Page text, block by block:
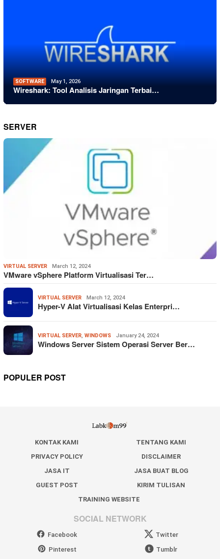
SOFTWARE May 1, 2026
Wireshark: Tool Analisis Jaringan Terbai…
SERVER
VIRTUAL SERVER March 12, 2024
VMware vSphere Platform Virtualisasi Ter…
VIRTUAL SERVER March 12, 2024
Hyper-V Alat Virtualisasi Kelas Enterpri…
VIRTUAL SERVER, WINDOWS January 24, 2024
Windows Server Sistem Operasi Server Ber…
POPULER POST
KONTAK KAMI
TENTANG KAMI
PRIVACY POLICY
DISCLAIMER
JASA IT
JASA BUAT BLOG
GUEST POST
KIRIM TULISAN
TRAINING WEBSITE
SOCIAL NETWORK
Facebook
Twitter
Pinterest
Tumblr